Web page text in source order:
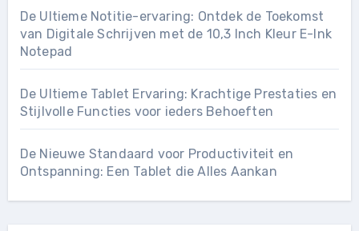
De Ultieme Notitie-ervaring: Ontdek de Toekomst
van Digitale Schrijven met de 10,3 Inch Kleur E-Ink
Notepad
De Ultieme Tablet Ervaring: Krachtige Prestaties en
Stijlvolle Functies voor ieders Behoeften
De Nieuwe Standaard voor Productiviteit en
Ontspanning: Een Tablet die Alles Aankan